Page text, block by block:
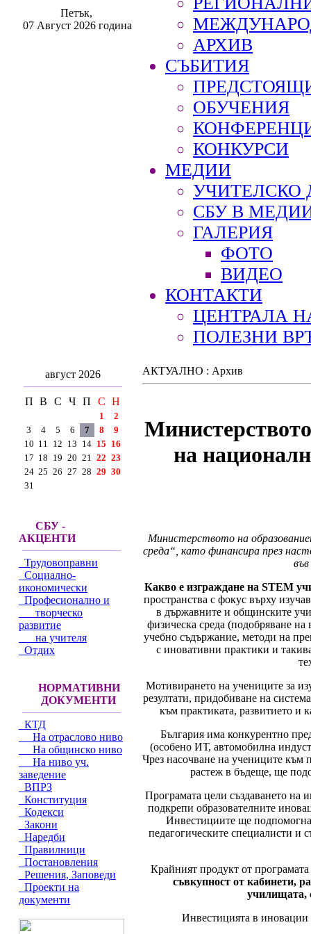
Петък,
07 Август 2026 година
АРХИВ
СЪБИТИЯ
ОБУЧЕНИЯ
КОНКУРСИ
МЕДИИ
УЧИТЕЛСКО
СБУ В
ГАЛЕРИЯ
ФОТО
ВИДЕО
КОНТАКТИ
ЦЕНТРАЛА
ПОЛЕЗНИ
август 2026
П В С Ч П С Н
1
2
3
4 5 6 7 8
9
10 11 12 13 14 15 16
17 18 19 20 21 22 23
24 25 26 27 28 29 30
31
СБУ -
АКЦЕНТИ
Трудовоправни
Социално-
икономически
Професионално и
творческо
развитие
на учителя
Отдих
НОРМАТИВНИ
ДОКУМЕНТИ
КТД
На отраслово ниво
На общинско ниво
На ниво уч.
заведение
ВПРЗ
Конституция
Кодекси
Закони
Наредби
Правилници
Постановления
Решения, Заповеди
Проекти на
документи
АКТУАЛНО : Архив
на
Министерството на
среда“, като финансира през
Какво е изграждане на STEM
пространства с фокус върху
в държавните и общинските
физическа среда (подобряване
учебно съдържание, методи на
с иновативни практики и
Мотивирането на учениците за
резултати, придобиване на
към практиката, развитието и
България има конкурентно
(особено ИТ, автомобилна
Чрез насочване на учениците към
растеж в бъдеще, ще
Програмата цели създаването на
подкрепи образователните
Инвестициите ще
педагогическите специалисти и
Крайният продукт от
съвкупност от кабинети,
училищата,
Инвестицията в